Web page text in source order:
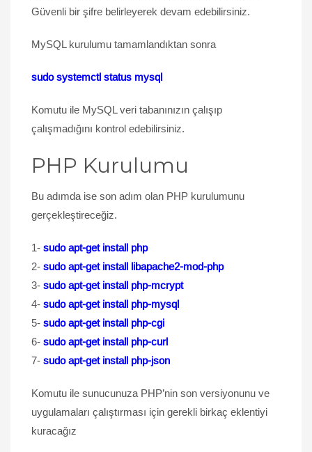
Güvenli bir şifre belirleyerek devam edebilirsiniz.
MySQL kurulumu tamamlandıktan sonra
sudo systemctl status mysql
Komutu ile MySQL veri tabanınızın çalışıp
çalışmadığını kontrol edebilirsiniz.
PHP Kurulumu
Bu adımda ise son adım olan PHP kurulumunu
gerçekleştireceğiz.
1- sudo apt-get install php
2- sudo apt-get install libapache2-mod-php
3- sudo apt-get install php-mcrypt
4- sudo apt-get install php-mysql
5- sudo apt-get install php-cgi
6- sudo apt-get install php-curl
7- sudo apt-get install php-json
Komutu ile sunucunuza PHP’nin son versiyonunu ve
uygulamaları çalıştırması için gerekli birkaç eklentiyi
kuracağız